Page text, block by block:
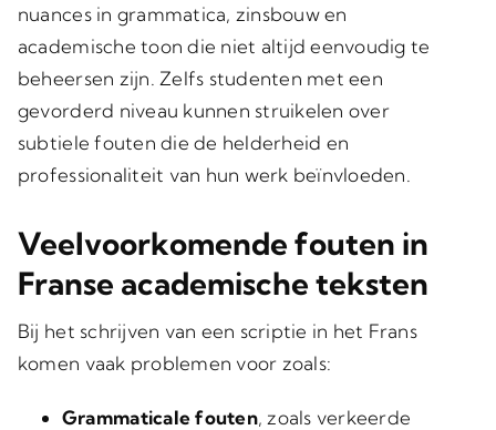
nuances in grammatica, zinsbouw en
academische toon die niet altijd eenvoudig te
beheersen zijn. Zelfs studenten met een
gevorderd niveau kunnen struikelen over
subtiele fouten die de helderheid en
professionaliteit van hun werk beïnvloeden.
Veelvoorkomende fouten in
Franse academische teksten
Bij het schrijven van een scriptie in het Frans
komen vaak problemen voor zoals:
Grammaticale fouten, zoals verkeerde